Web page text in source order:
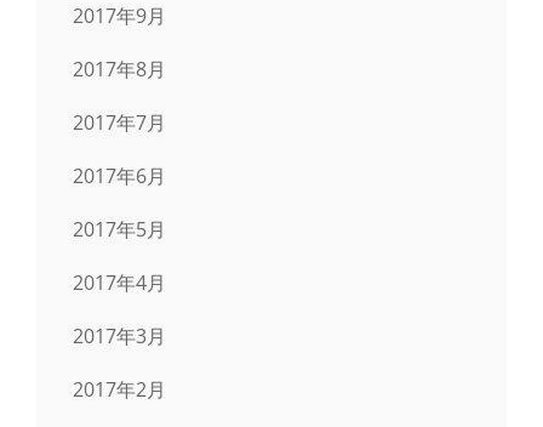
2017年9月
2017年8月
2017年7月
2017年6月
2017年5月
2017年4月
2017年3月
2017年2月